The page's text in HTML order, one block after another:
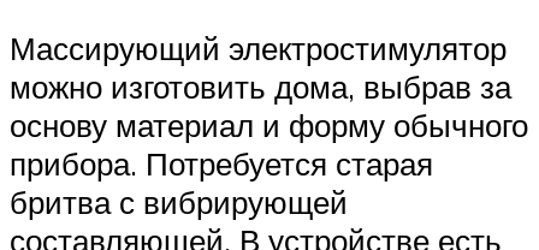
Массирующий электростимулятор
можно изготовить дома, выбрав за
основу материал и форму обычного
прибора. Потребуется старая
бритва с вибрирующей
составляющей. В устройстве есть